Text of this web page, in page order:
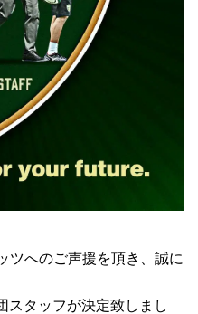
ツへのご声援を頂き、誠に
スタッフが決定致しまし